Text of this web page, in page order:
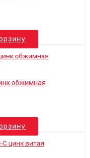
обжимная